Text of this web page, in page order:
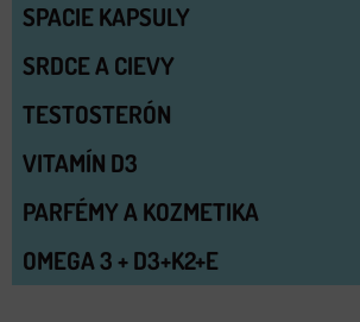
SPACIE KAPSULY
SRDCE A CIEVY
TESTOSTERÓN
VITAMÍN D3
PARFÉMY A KOZMETIKA
OMEGA 3 + D3+K2+E